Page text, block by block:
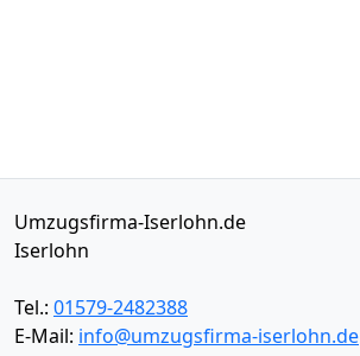
Umzugsfirma-Iserlohn.de
Iserlohn
Tel.: 01579-2482388
E-Mail: info@umzugsfirma-iserlohn.de